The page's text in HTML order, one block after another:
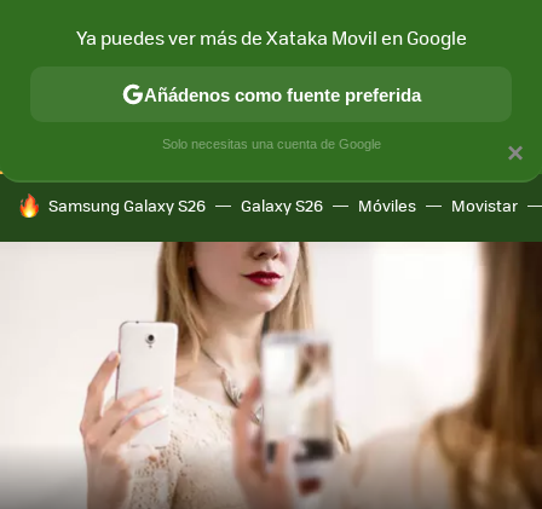
CONECTIVIDAD MÓVIL Y SOCIEDAD APLICACIONES
HOY SE HABLA DE
Samsung Galaxy S26 Galaxy S26 Móviles Movistar
×
Ya puedes ver más de Xataka Movil en Google
Añádenos como fuente preferida
Solo necesitas una cuenta de Google